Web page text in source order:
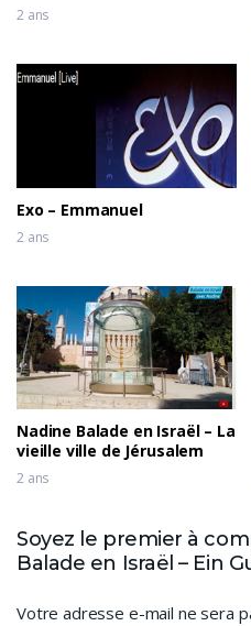
2 ans
Exo – Emmanuel
2 ans
Nadine Balade en Israël – La
vieille ville de Jérusalem
2 ans
Soyez le premier à
Balade en Israël – Ein
Votre adresse e-mail ne sera